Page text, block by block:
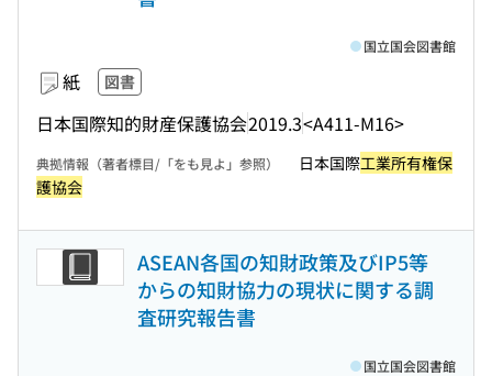
紙 図書
日本国際知的財産保護協会2019.3<A411-M16>
国立国会図書館
典拠情報（著者標目/「をも見よ」参照） 日本国際工業所有権保
護協会
ASEAN各国の知財政策及びIP5等
からの知財協力の現状に関する調
査研究報告書
国立国会図書館